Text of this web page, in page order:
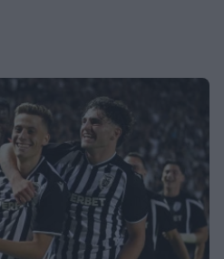
με τον
στα
για Νίκα -